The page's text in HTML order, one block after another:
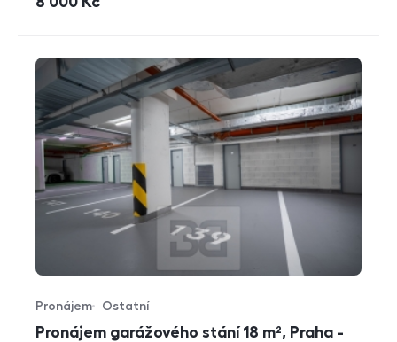
Pronájem garážového stání 18 m², Praha -
Typ nabídky
Pronájem
Typ nemovitosti
Ostatní